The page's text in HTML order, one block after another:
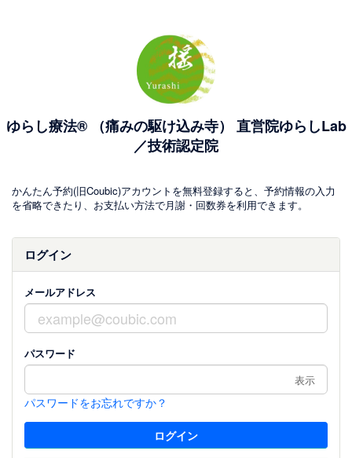
ゆらし療法® （痛みの駆け込み寺） 直営院ゆらしLab
／技術認定院
かんたん予約(旧Coubic)アカウントを無料登録すると、予約情報の入力
を省略できたり、お支払い方法で月謝・回数券を利用できます。
ログイン
メールアドレス
パスワード
表示
パスワードをお忘れですか？